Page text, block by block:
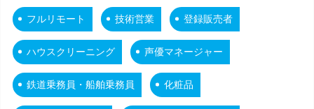
フルリモート 技術営業 登録販売者
ハウスクリーニング 声優マネージャー
鉄道乗務員・船舶乗務員 化粧品